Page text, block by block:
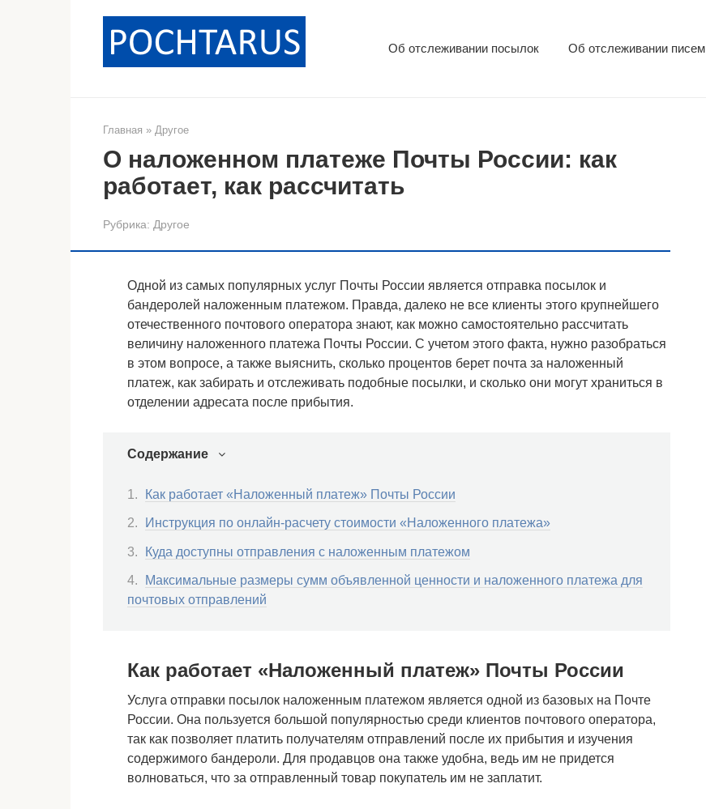
Об отслеживании посылок Об отслеживании писем
Главная » Другое
О наложенном платеже Почты России: как
работает, как рассчитать
Рубрика: Другое
Одной из самых популярных услуг Почты России является отправка посылок и
бандеролей наложенным платежом. Правда, далеко не все клиенты этого крупнейшего
отечественного почтового оператора знают, как можно самостоятельно рассчитать
величину наложенного платежа Почты России. С учетом этого факта, нужно разобраться
в этом вопросе, а также выяснить, сколько процентов берет почта за наложенный
платеж, как забирать и отслеживать подобные посылки, и сколько они могут храниться в
отделении адресата после прибытия.
Содержание
Как работает «Наложенный платеж» Почты России
Инструкция по онлайн-расчету стоимости «Наложенного платежа»
Куда доступны отправления с наложенным платежом
Максимальные размеры сумм объявленной ценности и наложенного платежа для
почтовых отправлений
Как работает «Наложенный платеж» Почты России
Услуга отправки посылок наложенным платежом является одной из базовых на Почте
России. Она пользуется большой популярностью среди клиентов почтового оператора,
так как позволяет платить получателям отправлений после их прибытия и изучения
содержимого бандероли. Для продавцов она также удобна, ведь им не придется
волноваться, что за отправленный товар покупатель им не заплатит.